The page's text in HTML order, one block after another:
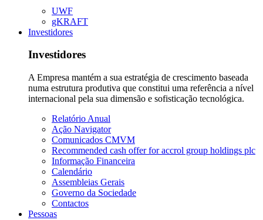
UWF
gKRAFT
Investidores
Investidores
A Empresa mantém a sua estratégia de crescimento baseada
numa estrutura produtiva que constitui uma referência a nível
internacional pela sua dimensão e sofisticação tecnológica.
Relatório Anual
Ação Navigator
Comunicados CMVM
Recommended cash offer for accrol group holdings plc
Informação Financeira
Calendário
Assembleias Gerais
Governo da Sociedade
Contactos
Pessoas